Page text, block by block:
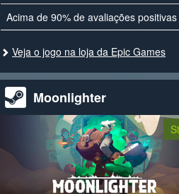
Acima de 90% de avaliações positivas
Veja o jogo na loja da Epic Games
Moonlighter